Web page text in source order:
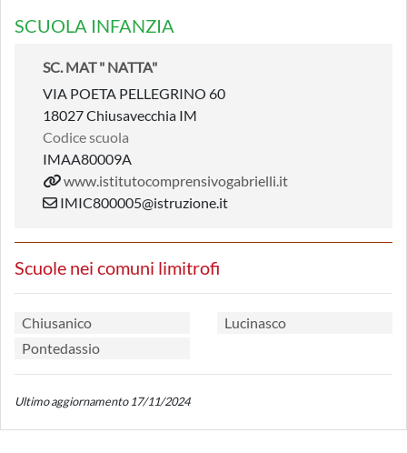
SCUOLA INFANZIA
SC. MAT " NATTA"
VIA POETA PELLEGRINO 60
18027 Chiusavecchia IM
Codice scuola
IMAA80009A
www.istitutocomprensivogabrielli.it
IMIC800005@istruzione.it
Scuole nei comuni limitrofi
Chiusanico
Lucinasco
Pontedassio
Ultimo aggiornamento 17/11/2024